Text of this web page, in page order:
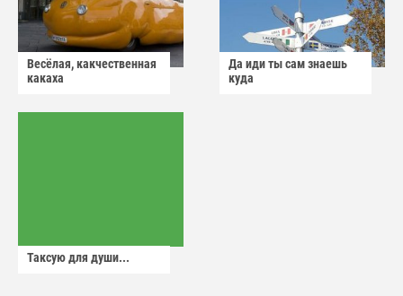
Весёлая, какчественная
какаха
Да иди ты сам знаешь
куда
Таксую для души...